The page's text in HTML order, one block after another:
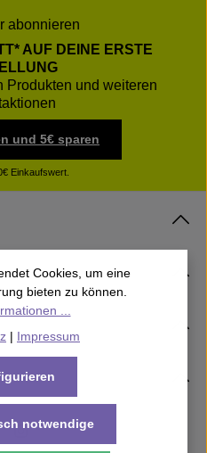
abonnieren
AUF DEINE ERSTE
Produkten und weiteren
und 5€ sparen
Einkaufswert.
Cookies, um eine
bieten zu können.
...
| Impressum
notwendige